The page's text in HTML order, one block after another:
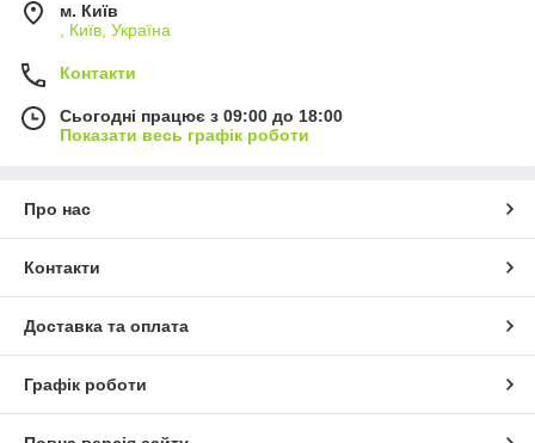
м. Київ
, Київ, Україна
Контакти
Сьогодні працює з 09:00 до 18:00
Показати весь графік роботи
Про нас
Контакти
Доставка та оплата
Графік роботи